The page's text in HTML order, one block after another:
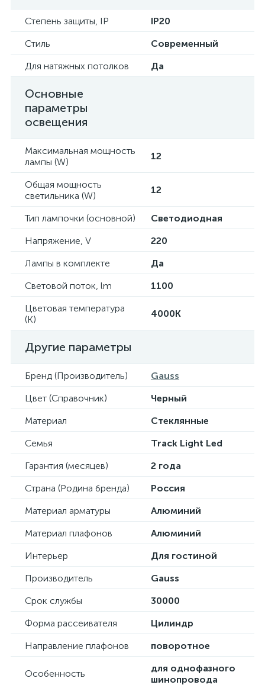
Степень защиты, IP
IP20
Стиль
Современный
Для натяжных потолков
Да
Основные
параметры
освещения
Максимальная мощность
лампы (W)
12
Общая мощность
светильника (W)
12
Тип лампочки (основной)
Светодиодная
Напряжение, V
220
Лампы в комплекте
Да
Световой поток, lm
1100
Цветовая температура
(К)
4000K
Другие параметры
Бренд (Производитель)
Gauss
Цвет (Справочник)
Черный
Материал
Стеклянные
Семья
Track Light Led
Гарантия (месяцев)
2 года
Страна (Родина бренда)
Россия
Материал арматуры
Алюминий
Материал плафонов
Алюминий
Интерьер
Для гостиной
Производитель
Gauss
Срок службы
30000
Форма рассеивателя
Цилиндр
Направление плафонов
поворотное
Особенность
для однофазного
шинопровода